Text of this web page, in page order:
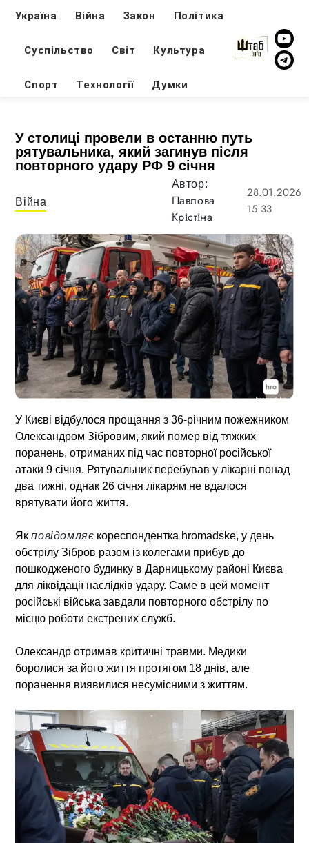
Україна Війна Закон Політика
Суспільство Світ Культура
Спорт Технології Думки
У столиці провели в останню путь
рятувальника, який загинув після
повторного удару РФ 9 січня
Війна
Автор:
Павлова
Крістіна
28.01.2026
15:33
У Києві відбулося прощання з 36-річним пожежником
Олександром Зібровим, який помер від тяжких
поранень, отриманих під час повторної російської
атаки 9 січня. Рятувальник перебував у лікарні понад
два тижні, однак 26 січня лікарям не вдалося
врятувати його життя.
Якповідомляє кореспондентка hromadske, у день
обстрілу Зібров разом із колегами прибув до
пошкодженого будинку в Дарницькому районі Києва
для ліквідації наслідків удару. Саме в цей момент
російські війська завдали повторного обстрілу по
місцю роботи екстрених служб.
Олександр отримав критичні травми. Медики
боролися за його життя протягом 18 днів, але
поранення виявилися несумісними з життям.